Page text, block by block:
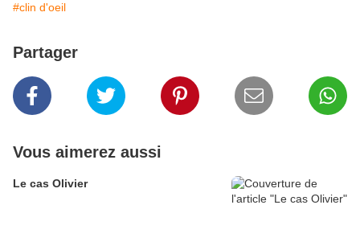
#clin d'oeil
Partager
Vous aimerez aussi
Le cas Olivier